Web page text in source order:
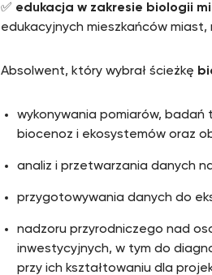
✅ edukacja w zakresie biologii
edukacyjnych mieszkańców
Absolwent, który wybrał ścieżkę
wykonywania pomiarów, badań
biocenoz i ekosystemów oraz
analiz i przetwarzania danych
przygotowywania danych do
nadzoru przyrodniczego nad
inwestycyjnych, w tym do
przy ich kształtowaniu dla